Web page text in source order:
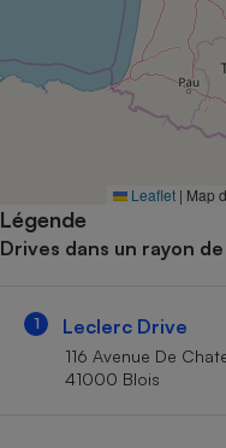
Leaflet | Map
Légende
Drives dans un rayon de
1 Leclerc Drive
116 Avenue De
41000 Blois